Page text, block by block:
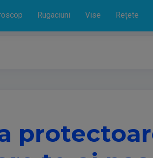
Rugaciuni Vise Rețete